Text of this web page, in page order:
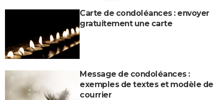
Carte de condoléances : envoyer
gratuitement une carte
Message de condoléances :
exemples de textes et modèle de
courrier